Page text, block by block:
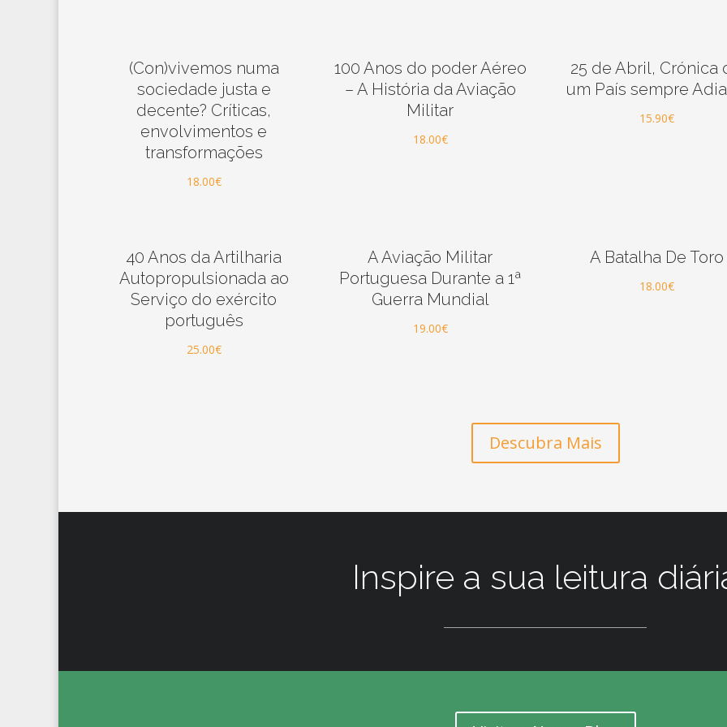
(Con)vivemos numa
sociedade justa e
decente? Críticas,
envolvimentos e
transformações
18.00€
100 Anos do poder Aéreo
– A História da Aviação
Militar
18.00€
25 de Abril, Crónica
um País sempre
15.90€
40 Anos da Artilharia
Autopropulsionada ao
Serviço do exército
português
25.00€
A Aviação Militar
Portuguesa Durante a 1ª
Guerra Mundial
19.00€
A Batalha De Toro
18.00€
Descubra Mais
Inspire a sua leitura